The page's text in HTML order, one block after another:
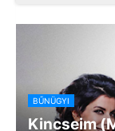
BŰNÜGYI
Kincseim